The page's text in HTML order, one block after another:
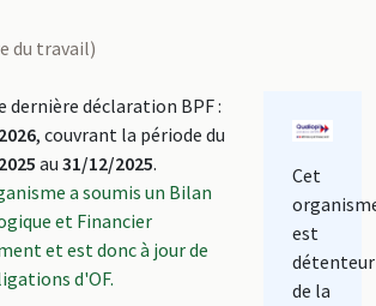
du travail)
dernière déclaration BPF :
, couvrant la période du
au 31/12/2025.
a soumis un Bilan
et Financier
et est donc à jour de
d'OF.
Cet
est
détenteur
de la